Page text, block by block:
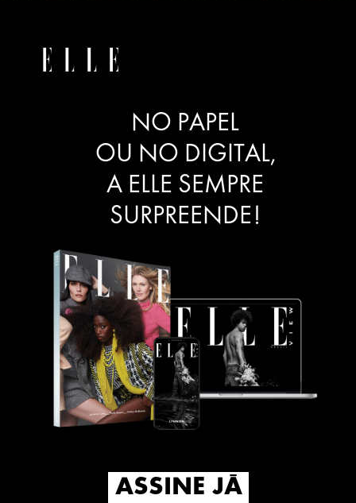
NO PAPEL
OU NO DIGITAL,
A ELLE SEMPRE
SURPREENDE!
ASSINE JÁ
ASSINE JÁ